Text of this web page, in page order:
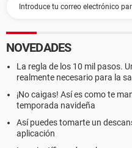
NOVEDADES
La regla de los 10 mil pasos.
realmente necesario para la
¡No caigas! Así es como te
temporada navideña
Así puedes tomarte un
aplicación